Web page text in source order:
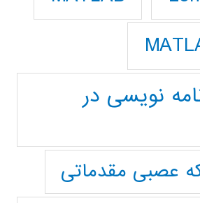
نویسی در
عصبی مقدماتی